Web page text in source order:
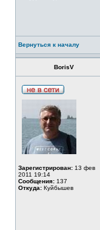
Вернуться к началу
BorisV
Зарегистрирован: 13 фев
2011 19:14
Сообщения: 137
Откуда: Куйбышев